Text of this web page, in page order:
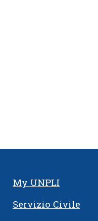
My UNPLI
Servizio Civile